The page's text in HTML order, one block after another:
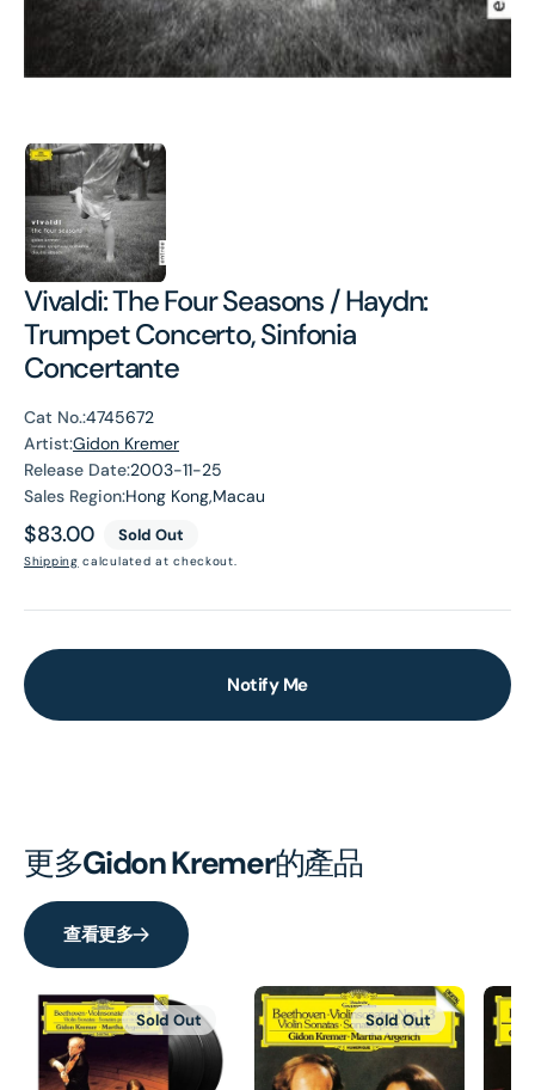
Vivaldi: The Four Seasons / Haydn:
Trumpet Concerto, Sinfonia
Concertante
Cat No.:4745672
Artist:Gidon Kremer
Release Date:2003-11-25
Sales Region:Hong Kong,Macau
Regular
price
$83.00 Sold Out
Shipping calculated at checkout.
Notify Me
更多Gidon Kremer的產品
查看更多
Sold Out Sold Out